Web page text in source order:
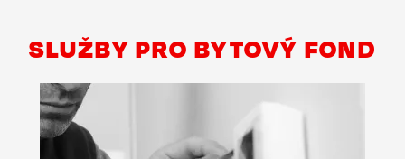
SLUŽBY PRO BYTOVÝ FOND